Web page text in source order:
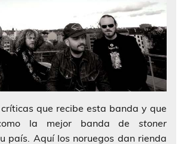
que recibe esta banda y que
la mejor banda de stoner
país. Aquí los noruegos dan rienda